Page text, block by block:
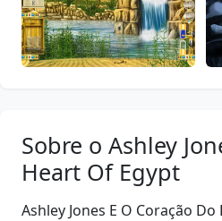
Sobre o Ashley
Heart Of Egypt
Ashley Jones E O Coração